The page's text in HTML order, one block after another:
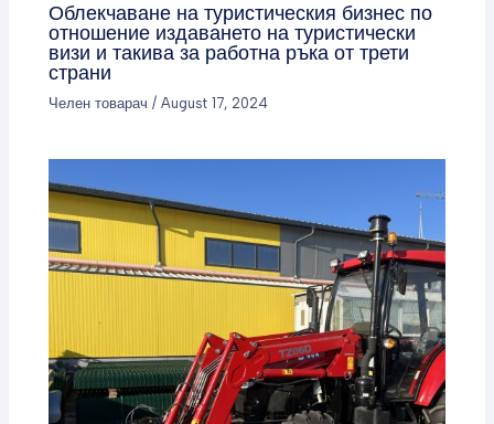
Облекчаване на туристическия бизнес по
отношение издаването на туристически
визи и такива за работна ръка от трети
страни
Челен товарач /August 17, 2024